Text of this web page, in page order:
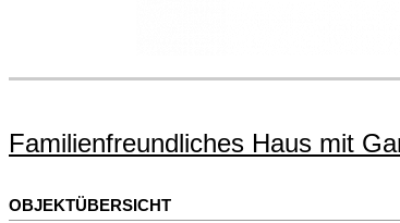
Familienfreundliches Haus mit
OBJEKTÜBERSICHT